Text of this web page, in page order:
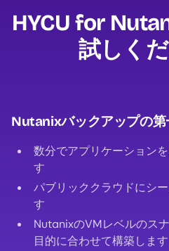
HYCU for
試しくだ
Nutanixバックアップの第
数分でアプリケーション
す
パブリッククラウドにシ
す
NutanixのVMレベルのス
目的に合わせて構築します